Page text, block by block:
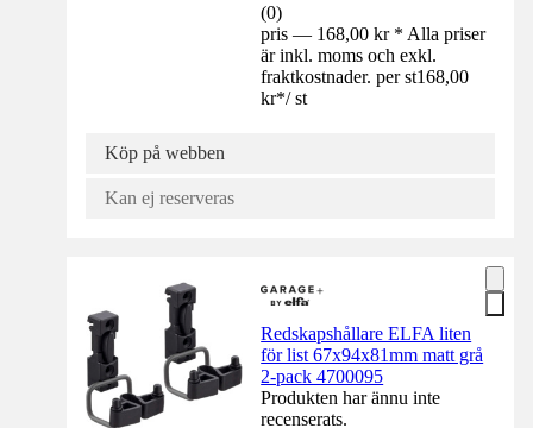
(0)
pris — 168,00 kr * Alla priser
är inkl. moms och exkl.
fraktkostnader. per st168,00
kr*/ st
Köp på webben
Kan ej reserveras
Redskapshållare ELFA liten
för list 67x94x81mm matt grå
2-pack 4700095
Produkten har ännu inte
recenserats.